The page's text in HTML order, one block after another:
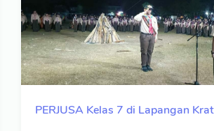
PERJUSA Kelas 7 di Lapangan